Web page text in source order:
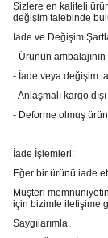
Sizlere en kaliteli
değişim talebinde
İade ve Değişim
- Ürünün
- İade veya değişim
- Anlaşmalı kargo
- Deforme olmuş
İade İşlemleri:
Eğer bir ürünü iade
Müşteri
için bizimle iletişime
Saygılarımla,